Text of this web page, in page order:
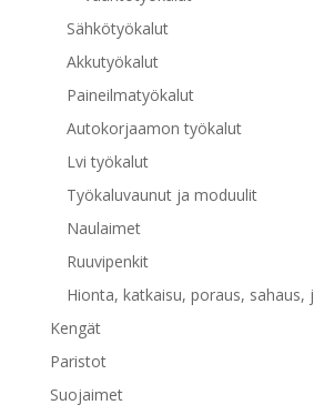
Sähkötyökalut
Akkutyökalut
Paineilmatyökalut
Autokorjaamon työkalut
Lvi työkalut
Työkaluvaunut ja moduulit
Naulaimet
Ruuvipenkit
Hionta, katkaisu, poraus, sahaus,
Kengät
Paristot
Suojaimet